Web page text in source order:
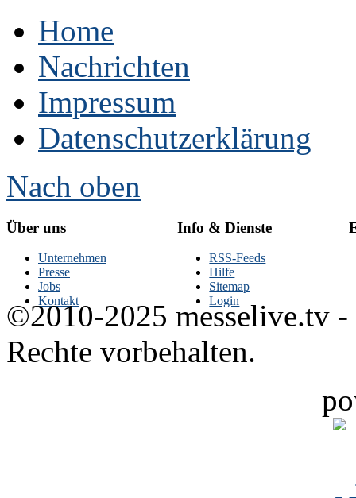
Home
Nachrichten
Impressum
Datenschutzerklärung
Nach oben
Über uns
Unternehmen
Presse
Jobs
Kontakt
Info & Dienste
RSS-Feeds
Hilfe
Sitemap
Login
©2010-2025 messelive.tv -
Rechte vorbehalten.